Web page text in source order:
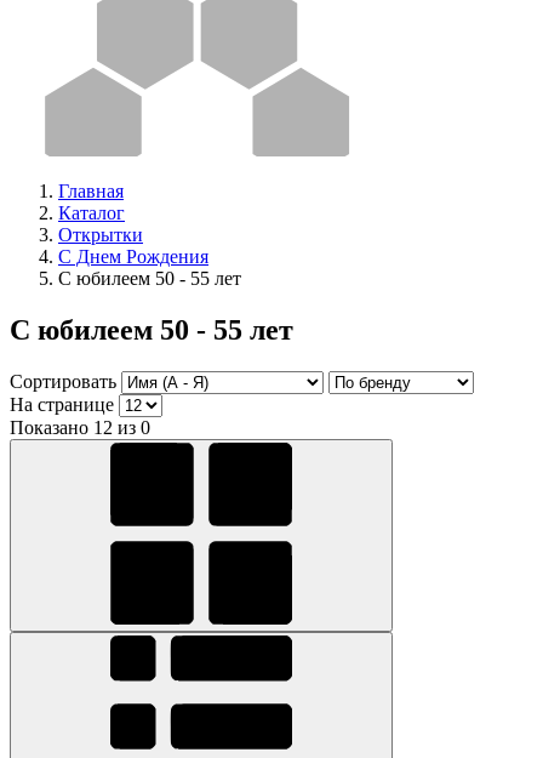
Главная
Каталог
Открытки
С Днем Рождения
С юбилеем 50 - 55 лет
С юбилеем 50 - 55 лет
Сортировать
На странице
Показано 12 из 0